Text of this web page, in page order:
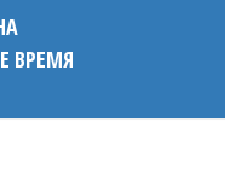
ВРЕМЯ